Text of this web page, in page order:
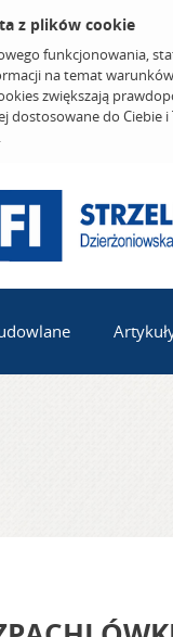
z plików cookie
funkcjonowania,
na temat
zwiększają
dostosowane do